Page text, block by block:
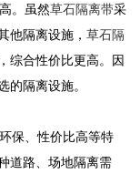
。虽然草石隔离带采
他隔离设施，草石隔
综合性价比更高。因
的隔离设施。
保、性价比高等特
道路、场地隔离需